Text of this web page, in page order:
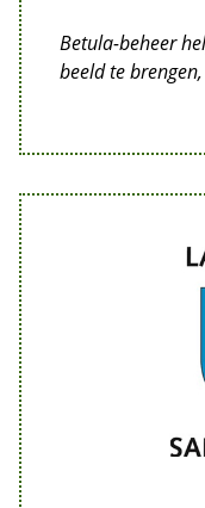
Betula-beheer
beeld te